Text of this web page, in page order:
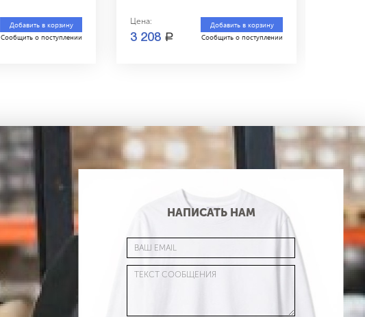
Добавить в корзину
Сообщить о поступлении
Цена:
3 208 a
Добавить в корзину
Сообщить о поступлении
НАПИСАТЬ НАМ